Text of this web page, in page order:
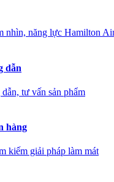
nhìn, năng lực Hamilton
dẫn
tư vấn sản phẩm
hàng
kiếm giải pháp làm mát